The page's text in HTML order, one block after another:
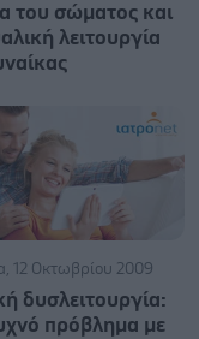
του σώματος και
λειτουργία
12 Οκτωβρίου 2009
δυσλειτουργία:
πρόβλημα με